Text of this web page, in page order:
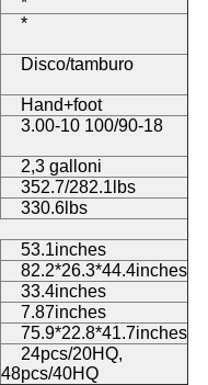
*
Disco/tamburo
Hand+foot
3.00-10 100/90-18
2,3 galloni
352.7/282.1lbs
330.6lbs
53.1inches
82.2*26.3*44.4inches
33.4inches
7.87inches
75.9*22.8*41.7inches
24pcs/20HQ,
48pcs/40HQ